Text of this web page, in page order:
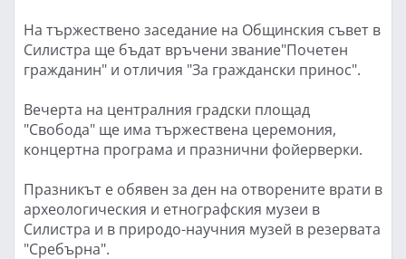
На тържествено заседание на Общинския съвет в
Силистра ще бъдат връчени звание"Почетен
гражданин" и отличия "За граждански принос".
Вечерта на централния градски площад
"Свобода" ще има тържествена церемония,
концертна програма и празнични фойерверки.
Празникът е обявен за ден на отворените врати в
археологическия и етнографския музеи в
Силистра и в природо-научния музей в резервата
"Сребърна".